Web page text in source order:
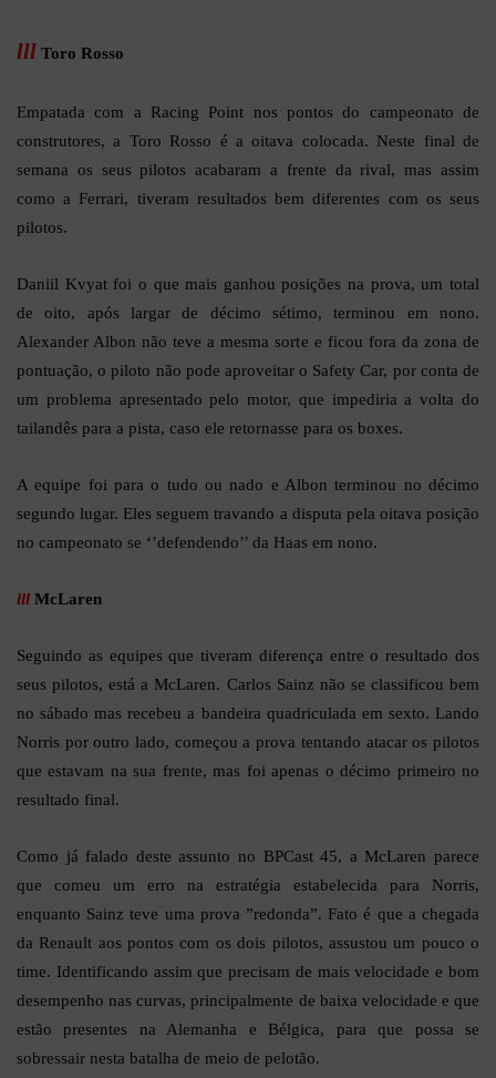
lll Toro Rosso
Empatada com a Racing Point nos pontos do campeonato de
construtores, a Toro Rosso é a oitava colocada. Neste final de
semana os seus pilotos acabaram a frente da rival, mas assim
como a Ferrari, tiveram resultados bem diferentes com os seus
pilotos.
Daniil Kvyat foi o que mais ganhou posições na prova, um total
de oito, após largar de décimo sétimo, terminou em nono.
Alexander Albon não teve a mesma sorte e ficou fora da zona de
pontuação, o piloto não pode aproveitar o Safety Car, por conta de
um problema apresentado pelo motor, que impediria a volta do
tailandês para a pista, caso ele retornasse para os boxes.
A equipe foi para o tudo ou nado e Albon terminou no décimo
segundo lugar. Eles seguem travando a disputa pela oitava posição
no campeonato se ‘’defendendo’’ da Haas em nono.
lll McLaren
Seguindo as equipes que tiveram diferença entre o resultado dos
seus pilotos, está a McLaren. Carlos Sainz não se classificou bem
no sábado mas recebeu a bandeira quadriculada em sexto. Lando
Norris por outro lado, começou a prova tentando atacar os pilotos
que estavam na sua frente, mas foi apenas o décimo primeiro no
resultado final.
Como já falado deste assunto no BPCast 45, a McLaren parece
que comeu um erro na estratégia estabelecida para Norris,
enquanto Sainz teve uma prova ”redonda”. Fato é que a chegada
da Renault aos pontos com os dois pilotos, assustou um pouco o
time. Identificando assim que precisam de mais velocidade e bom
desempenho nas curvas, principalmente de baixa velocidade e que
estão presentes na Alemanha e Bélgica, para que possa se
sobressair nesta batalha de meio de pelotão.